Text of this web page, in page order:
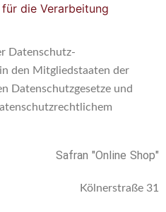
die Verarbeitung
Datenschutz-
den Mitgliedstaaten der
Datenschutzgesetze und
Safran "Online Shop"
Kölnerstraße 31